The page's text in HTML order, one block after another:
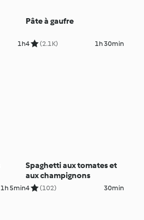
1h
Pâte à gaufre
4 (2.1K) 1h 30min
1h 5min
Spaghetti aux tomates et
aux champignons
4 (102) 30min